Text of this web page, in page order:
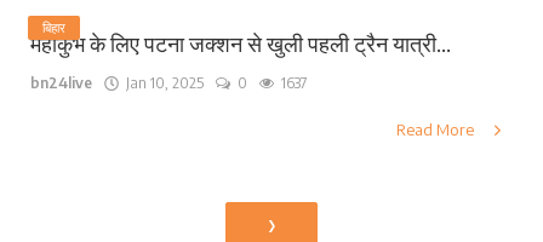
बिहार
महाकुंभ के लिए पटना जक्शन से खुली पहली ट्रैन यात्री...
bn24live Jan 10, 2025 0 1637
Read More
›